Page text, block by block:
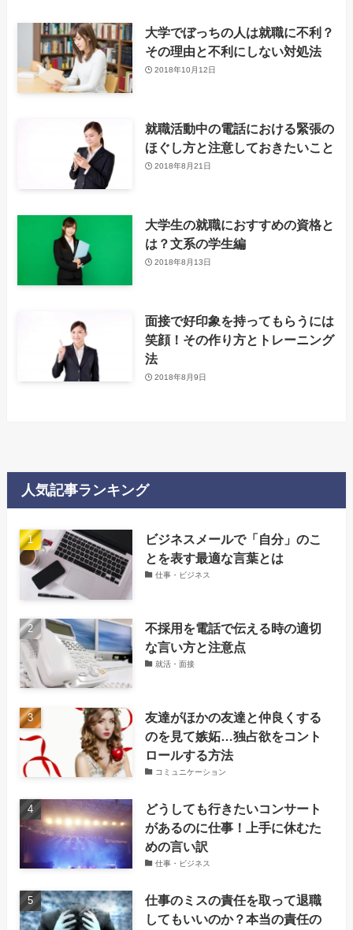
大学でぼっちの人は就職に不利？
その理由と不利にしない対処法
2018年10月12日
就職活動中の電話における緊張の
ほぐし方と注意しておきたいこと
2018年8月21日
大学生の就職におすすめの資格と
は？文系の学生編
2018年8月13日
面接で好印象を持ってもらうには
笑顔！その作り方とトレーニング
法
2018年8月9日
人気記事ランキング
‌ビジネスメールで「自分」のこ
とを表す最適な言葉とは
仕事・ビジネス
不採用を電話で伝える時の適切
な言い方と注意点
就活・面接
友達がほかの友達と仲良くする
のを見て嫉妬…独占欲をコント
ロールする方法
コミュニケーション
どうしても行きたいコンサート
があるのに仕事！上手に休むた
めの言い訳
仕事・ビジネス
仕事のミスの責任を取って退職
してもいいのか？本当の責任の